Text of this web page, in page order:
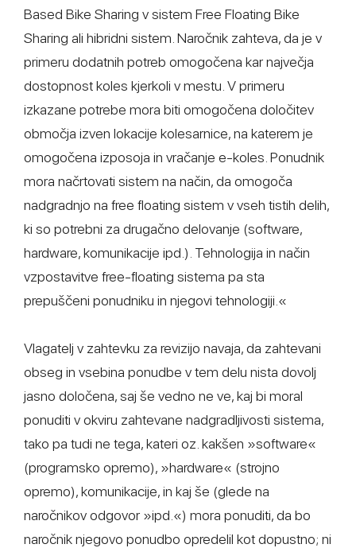
Based Bike Sharing v sistem Free Floating Bike
Sharing ali hibridni sistem. Naročnik zahteva, da je v
primeru dodatnih potreb omogočena kar največja
dostopnost koles kjerkoli v mestu. V primeru
izkazane potrebe mora biti omogočena določitev
območja izven lokacije kolesarnice, na katerem je
omogočena izposoja in vračanje e-koles. Ponudnik
mora načrtovati sistem na način, da omogoča
nadgradnjo na free floating sistem v vseh tistih delih,
ki so potrebni za drugačno delovanje (software,
hardware, komunikacije ipd.). Tehnologija in način
vzpostavitve free-floating sistema pa sta
prepuščeni ponudniku in njegovi tehnologiji.«
Vlagatelj v zahtevku za revizijo navaja, da zahtevani
obseg in vsebina ponudbe v tem delu nista dovolj
jasno določena, saj še vedno ne ve, kaj bi moral
ponuditi v okviru zahtevane nadgradljivosti sistema,
tako pa tudi ne tega, kateri oz. kakšen »software«
(programsko opremo), »hardware« (strojno
opremo), komunikacije, in kaj še (glede na
naročnikov odgovor »ipd.«) mora ponuditi, da bo
naročnik njegovo ponudbo opredelil kot dopustno; ni